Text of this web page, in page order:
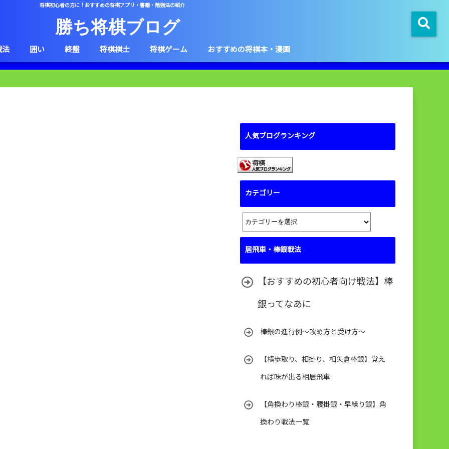
将棋初心者の方に！おすすめの将棋アプリ・書籍・勉強法の紹介
勝ち将棋ブログ
法 囲い 終盤 将棋棋士 将棋ゲーム おすすめの将棋本・漫画
人気ブログランキング
カテゴリー
テ
居飛車・棒銀戦法
【おすすめの初心者向け戦法】棒
銀ってなあに
棒銀の進行例～攻め方と受け方～
【横歩取り、相掛り、相矢倉棒銀】覚え
れば味が出る相居飛車
【角換わり棒銀・腰掛銀・早繰り銀】角
換わり戦法一覧